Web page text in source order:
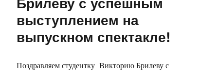
выступлением на
выпускном спектакле!
Поздравляем студентку Викторию Брилеву с